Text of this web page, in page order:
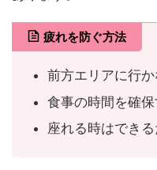
疲れを防ぐ方法
前方エリアに行
食事の時間を確保
座れる時はでき